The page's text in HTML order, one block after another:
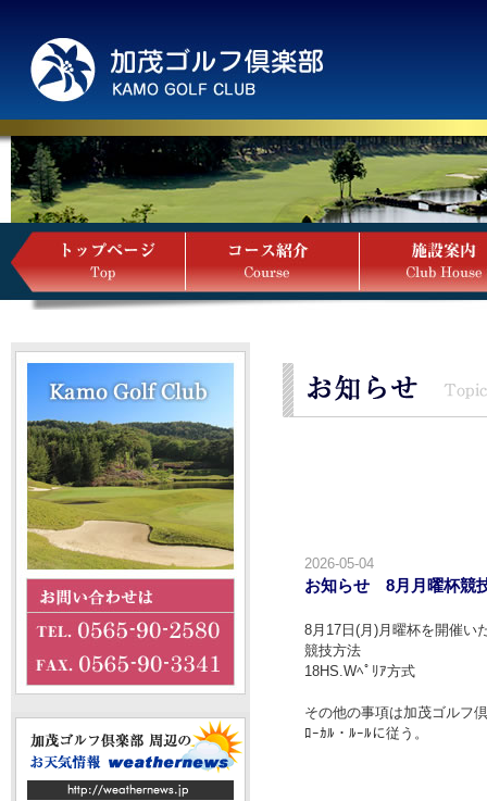
2026-05-04
お知らせ 8月月曜杯競
8月17日(月)月曜杯を開催い
競技方法
18HS.Wﾍﾟﾘｱ方式
その他の事項は加茂ゴルフ
ﾛｰｶﾙ・ﾙｰﾙに従う。